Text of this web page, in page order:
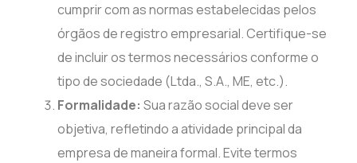
cumprir com as normas estabelecidas pelos
órgãos de registro empresarial. Certifique-se
de incluir os termos necessários conforme o
tipo de sociedade (Ltda., S.A., ME, etc.).
Formalidade:Sua razão social deve ser
objetiva, refletindo a atividade principal da
empresa de maneira formal. Evite termos